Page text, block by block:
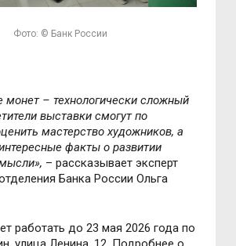
Фото: © Банк России
монет – технологически сложный
выставки смогут по
мастерство художников, а
факты о развитии
– рассказывает эксперт
Банка России Ольга
работать до 23 мая 2026 года по